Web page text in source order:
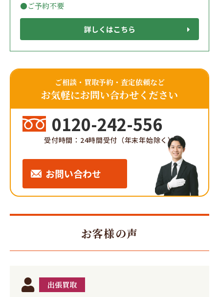
●ご予約不要
詳しくはこちら
ご相談・買取予約・査定依頼など
お気軽にお問い合わせください
0120-242-556
受付時間：24時間受付（年末年始除く）
お問い合わせ
お客様の声
出張買取